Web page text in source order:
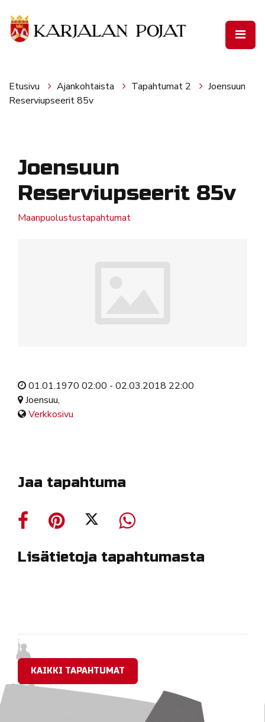
Etusivu Ajankohtaista Tapahtumat 2
Joensuun
Reserviupseerit 85v
Joensuun
Reserviupseerit 85v
Maanpuolustustapahtumat
01.01.1970 02:00 - 02.03.2018 22:00
Joensuu,
Verkkosivu
Jaa tapahtuma
Lisätietoja tapahtumasta
KAIKKI TAPAHTUMAT